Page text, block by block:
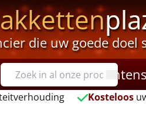
die uw goede doel
Kosteloos